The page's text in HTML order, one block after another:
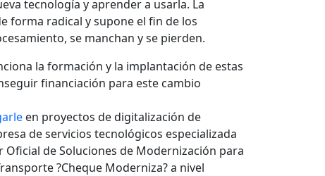
tecnología y aprender a usarla. La
forma radical y supone el fin de los
se manchan y se pierden.
la formación y la implantación de estas
financiación para este cambio
en proyectos de digitalización de
de servicios tecnológicos especializada
de Soluciones de Modernización para
?Cheque Moderniza? a nivel